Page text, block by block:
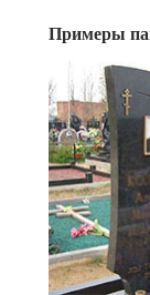
Примеры